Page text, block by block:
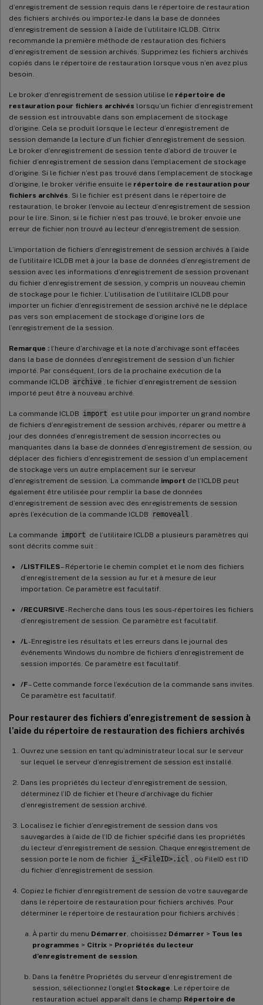
d’enregistrement de session requis dans le répertoire de restauration
des fichiers archivés ou importez-le dans la base de données
d’enregistrement de session à l’aide de l’utilitaire ICLDB. Citrix
recommande la première méthode de restauration des fichiers
d’enregistrement de session archivés. Supprimez les fichiers archivés
copiés dans le répertoire de restauration lorsque vous n’en avez plus
besoin.
Le broker d’enregistrement de session utilise le répertoire de
restauration pour fichiers archivés lorsqu’un fichier d’enregistrement
de session est introuvable dans son emplacement de stockage
d’origine. Cela se produit lorsque le lecteur d’enregistrement de
session demande la lecture d’un fichier d’enregistrement de session.
Le broker d’enregistrement de session tente d’abord de trouver le
fichier d’enregistrement de session dans l’emplacement de stockage
d’origine. Si le fichier n’est pas trouvé dans l’emplacement de stockage
d’origine, le broker vérifie ensuite le répertoire de restauration pour
fichiers archivés . Si le fichier est présent dans le répertoire de
restauration, le broker l’envoie au lecteur d’enregistrement de session
pour le lire. Sinon, si le fichier n’est pas trouvé, le broker envoie une
erreur de fichier non trouvé au lecteur d’enregistrement de session.
L’importation de fichiers d’enregistrement de session archivés à l’aide
de l’utilitaire ICLDB met à jour la base de données d’enregistrement de
session avec les informations d’enregistrement de session provenant
du fichier d’enregistrement de session, y compris un nouveau chemin
de stockage pour le fichier. L’utilisation de l’utilitaire ICLDB pour
importer un fichier d’enregistrement de session archivé ne le déplace
pas vers son emplacement de stockage d’origine lors de
l’enregistrement de la session.
Remarque : l’heure d’archivage et la note d’archivage sont effacées
dans la base de données d’enregistrement de session d’un fichier
importé. Par conséquent, lors de la prochaine exécution de la
commande ICLDB archive
, le fichier d’enregistrement de session
importé peut être à nouveau archivé.
La commande ICLDB import est utile pour importer un grand nombre
de fichiers d’enregistrement de session archivés, réparer ou mettre à
jour des données d’enregistrement de session incorrectes ou
manquantes dans la base de données d’enregistrement de session, ou
déplacer des fichiers d’enregistrement de session d’un emplacement
de stockage vers un autre emplacement sur le serveur
d’enregistrement de session. La commande import de l’ICLDB peut
également être utilisée pour remplir la base de données
d’enregistrement de session avec des enregistrements de session
après l’exécution de la commande ICLDB
removeall
La commande import de l’utilitaire ICLDB a plusieurs paramètres qui
sont décrits comme suit :
/LISTFILES– Répertorie le chemin complet et le nom des fichiers
d’enregistrement de la session au fur et à mesure de leur
importation. Ce paramètre est facultatif.
/RECURSIVE- Recherche dans tous les sous-répertoires les fichiers
d’enregistrement de session. Ce paramètre est facultatif.
/L- Enregistre les résultats et les erreurs dans le journal des
événements Windows du nombre de fichiers d’enregistrement de
session importés. Ce paramètre est facultatif.
/F– Cette commande force l’exécution de la commande sans invites.
Ce paramètre est facultatif.
Pour restaurer des fichiers d’enregistrement de session à
l’aide du répertoire de restauration des fichiers archivés
Ouvrez une session en tant qu’administrateur local sur le serveur
sur lequel le serveur d’enregistrement de session est installé.
Dans les propriétés du lecteur d’enregistrement de session,
déterminez l’ID de fichier et l’heure d’archivage du fichier
d’enregistrement de session archivé.
Localisez le fichier d’enregistrement de session dans vos
sauvegardes à l’aide de l’ID de fichier spécifié dans les propriétés
du lecteur d’enregistrement de session. Chaque enregistrement de
session porte le nom de fichier i_<FileID>.icl
, où FileID est l’ID
du fichier d’enregistrement de session.
Copiez le fichier d’enregistrement de session de votre sauvegarde
dans le répertoire de restauration pour fichiers archivés. Pour
déterminer le répertoire de restauration pour fichiers archivés :
À partir du menu Démarrer , choisissez Démarrer > Tous les
programmes > Citrix > Propriétés du lecteur
d’enregistrement de session
Dans la fenêtre Propriétés du serveur d’enregistrement de
session, sélectionnez l’onglet Stockage . Le répertoire de
restauration actuel apparaît dans le champ Répertoire de